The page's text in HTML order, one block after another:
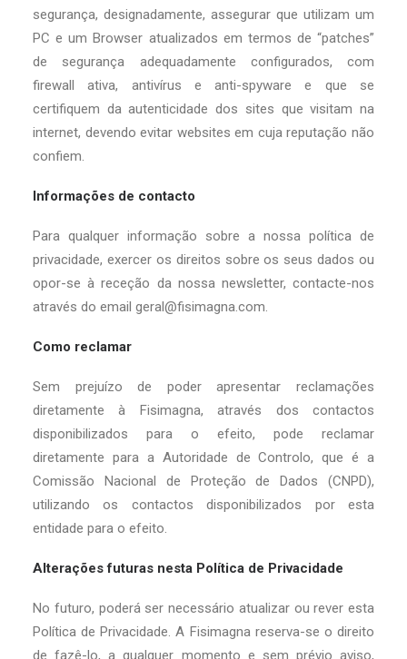
segurança, designadamente, assegurar que utilizam um
PC e um Browser atualizados em termos de “patches”
de segurança adequadamente configurados, com
firewall ativa, antivírus e anti-spyware e que se
certifiquem da autenticidade dos sites que visitam na
internet, devendo evitar websites em cuja reputação não
confiem.
Informações de contacto
Para qualquer informação sobre a nossa política de
privacidade, exercer os direitos sobre os seus dados ou
opor-se à receção da nossa newsletter, contacte-nos
através do email geral@fisimagna.com.
Como reclamar
Sem prejuízo de poder apresentar reclamações
diretamente à Fisimagna, através dos contactos
disponibilizados para o efeito, pode reclamar
diretamente para a Autoridade de Controlo, que é a
Comissão Nacional de Proteção de Dados (CNPD),
utilizando os contactos disponibilizados por esta
entidade para o efeito.
Alterações futuras nesta Política de Privacidade
No futuro, poderá ser necessário atualizar ou rever esta
Política de Privacidade. A Fisimagna reserva-se o direito
de fazê-lo, a qualquer momento e sem prévio aviso,